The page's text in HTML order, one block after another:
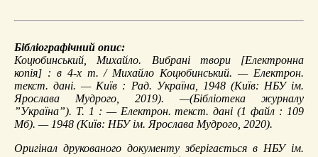
Бібліографічний опис:
Коцюбинський, Михайло. Вибрані твори[Електронна
копія] : в 4-х т. / Михайло Коцюбинський. — Електрон.
текст. дані. — Київ : Рад. Україна, 1948 (Київ: НБУ ім.
Ярослава Мудрого, 2019). —(Бібліотека журналу
”Україна”). Т. 1 : — Електрон. текст. дані (1 файл : 109
Мб). — 1948 (Київ: НБУ ім. Ярослава Мудрого, 2020).
Оригінал друкованого документу зберігається в НБУ ім.